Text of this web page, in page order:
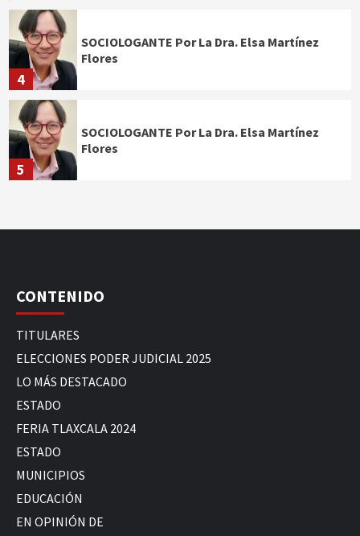
4
SOCIOLOGANTE Por La Dra. Elsa Martínez
Flores
5
SOCIOLOGANTE Por La Dra. Elsa Martínez
Flores
CONTENIDO
TITULARES
ELECCIONES PODER JUDICIAL 2025
LO MÁS DESTACADO
ESTADO
FERIA TLAXCALA 2024
ESTADO
MUNICIPIOS
EDUCACIÓN
EN OPINIÓN DE